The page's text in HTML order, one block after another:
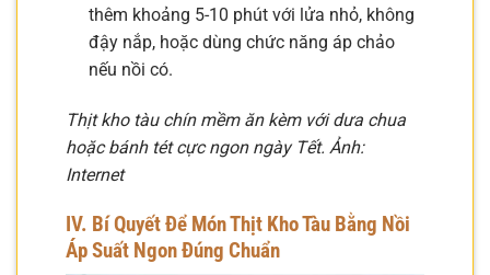
thêm khoảng 5-10 phút với lửa nhỏ, không
đậy nắp, hoặc dùng chức năng áp chảo
nếu nồi có.
Thịt kho tàu chín mềm ăn kèm với dưa chua
hoặc bánh tét cực ngon ngày Tết. Ảnh:
Internet
IV. Bí Quyết Để Món Thịt Kho Tàu Bằng Nồi
Áp Suất Ngon Đúng Chuẩn